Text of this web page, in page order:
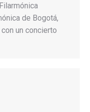
de Bogotá,
un concierto